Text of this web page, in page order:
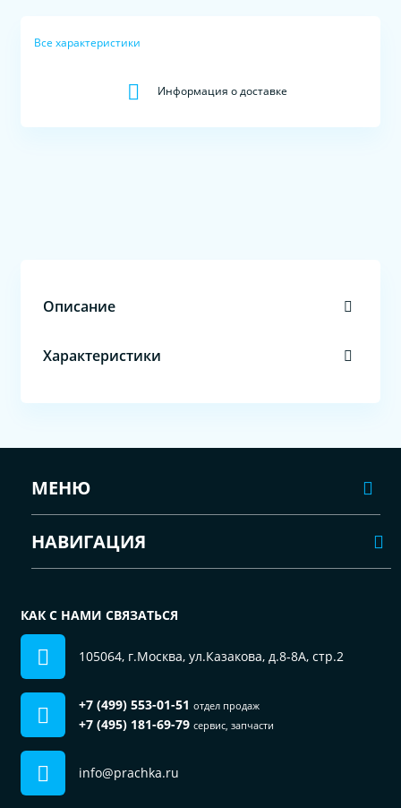
Все характеристики
Информация о доставке
Описание
Характеристики
МЕНЮ
НАВИГАЦИЯ
КАК С НАМИ СВЯЗАТЬСЯ
105064, г.Москва, ул.Казакова, д.8-8А, стр.2
+7 (499) 553-01-51 отдел продаж
+7 (495) 181-69-79 сервис, запчасти
info@prachka.ru